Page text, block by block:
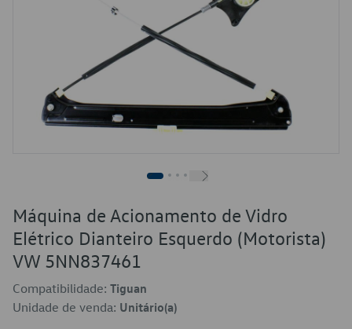
Máquina de Acionamento de Vidro
Elétrico Dianteiro Esquerdo (Motorista)
VW 5NN837461
Compatibilidade: Tiguan
Unidade de venda: Unitário(a)